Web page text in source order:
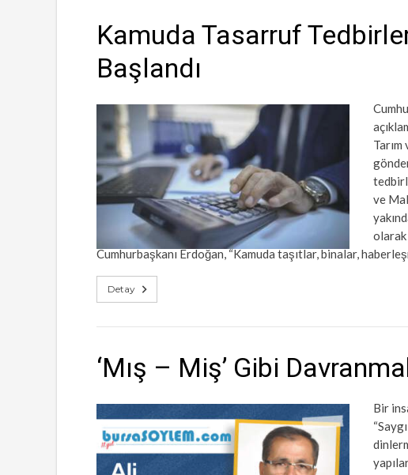
Kamuda Tasarruf
Başlandı
ve
olarak
Cumhurbaşkanı Erdoğan, “Kamuda taşıtlar, binalar,
Detay
‘Mış – Miş’ Gibi
Bir